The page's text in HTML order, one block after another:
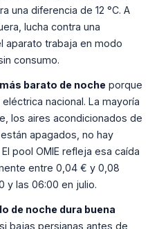
una diferencia de 12 °C. A
lucha contra una
aparato trabaja en modo
consumo.
barato de noche porque
nacional. La mayoría
los aires acondicionados de
apagados, no hay
pool OMIE refleja esa caída
entre 0,04 € y 0,08
y las 06:00 en julio.
de noche dura buena
si bajas persianas antes de